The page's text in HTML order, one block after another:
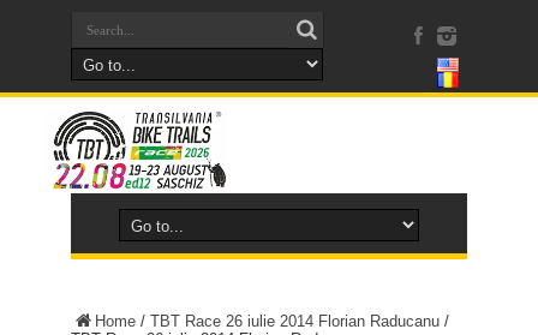
Home / TBT Race 26 iulie 2014 Florian Raducanu /